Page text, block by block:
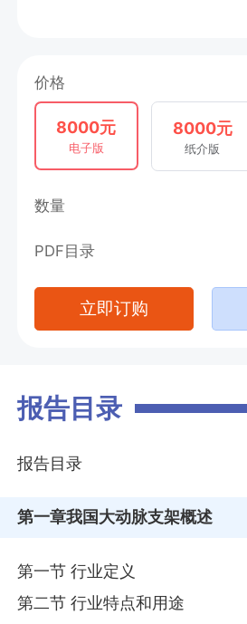
价格
8000元
电子版
8000元
纸介版
数量
PDF目录
立即订购
报告目录
报告目录
第一章我国大动脉支架概述
第一节 行业定义
第二节 行业特点和用途